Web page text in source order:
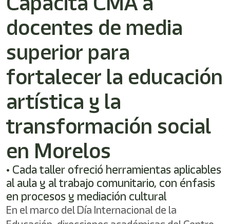
docentes de media
superior para
fortalecer la educación
artística y la
transformación social
en Morelos
• Cada taller ofreció herramientas aplicables
al aula y al trabajo comunitario, con énfasis
en procesos y mediación cultural
En el marco del Día Internacional de la